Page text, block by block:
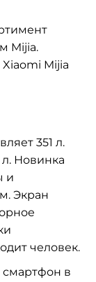
Mijia.
Mijia
351 л.
Новинка
и
Экран
человек.
в